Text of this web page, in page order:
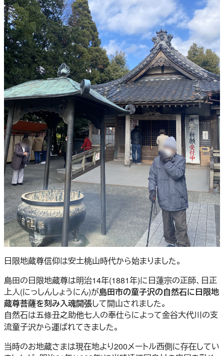
日限地蔵尊信仰は安土桃山時代から始まりました。
島田の日限地蔵尊は明治14年(1881年)に日蓮宗の正師、日正
上人(にっしんしょうにん)が島田市の童子沢の自然石に日限地
蔵尊菩薩を刻み入魂開張して開山されました。
自然石は五條丑之助他七人の奉仕らによって金谷大代川の支
流童子沢から運ばれてきました。
当時のお地蔵さまは現在地より200メートル西側に存在してい